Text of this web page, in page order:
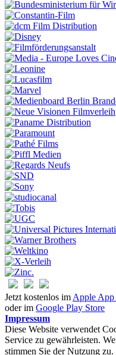
Jetzt kostenlos im Apple App
oder im Google Play Store
Impressum
Diese Website verwendet
Service zu gewährleisten.
stimmen Sie der Nutzung